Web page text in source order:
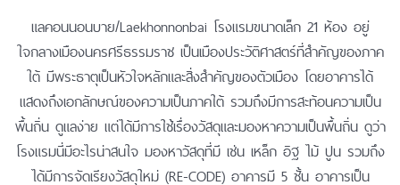
แลคอนนอนบาย/Laekhonnonbai โรงแรมขนาดเล็ก 21 ห้อง อยู่
ใจกลางเมืองนครศรีธรรมราช เป็นเมืองประวัติศาสตร์ที่สำคัญของภาค
ใต้ มีพระธาตุเป็นหัวใจหลักและสิ่งสำคัญของตัวเมือง โดยอาคารได้
แสดงถึงเอกลักษณ์ของความเป็นภาคใต้ รวมถึงมีการสะท้อนความเป็น
พื้นถิ่น ดูแลง่าย แต่ได้มีการใช้เรื่องวัสดุและมองหาความเป็นพื้นถิ่น ดูว่า
โรงแรมนี่มีอะไรน่าสนใจ มองหาวัสดุที่มี เช่น เหล็ก อิฐ ไม้ ปูน รวมถึง
ได้มีการจัดเรียงวัสดุใหม่ (RE-CODE) อาคารมี 5 ชั้น อาคารเป็น